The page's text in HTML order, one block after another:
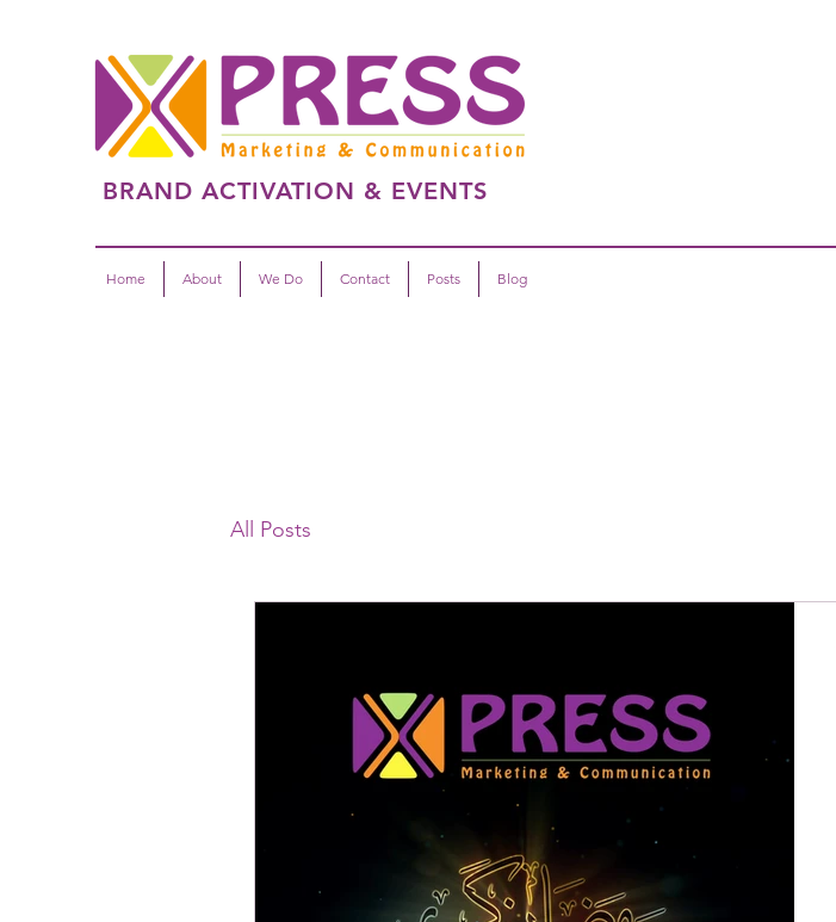
BRAND ACTIVATION & EVENTS
Home About We Do Contact Posts Blog
All Posts